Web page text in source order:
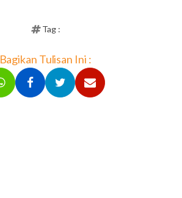
Tag :
Bagikan Tulisan Ini :